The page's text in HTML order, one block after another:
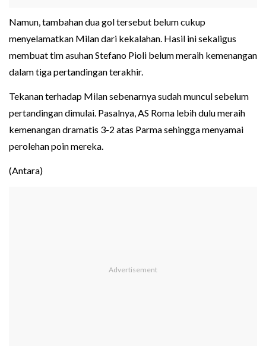
Namun, tambahan dua gol tersebut belum cukup
menyelamatkan Milan dari kekalahan. Hasil ini sekaligus
membuat tim asuhan Stefano Pioli belum meraih kemenangan
dalam tiga pertandingan terakhir.
Tekanan terhadap Milan sebenarnya sudah muncul sebelum
pertandingan dimulai. Pasalnya, AS Roma lebih dulu meraih
kemenangan dramatis 3-2 atas Parma sehingga menyamai
perolehan poin mereka.
(Antara)